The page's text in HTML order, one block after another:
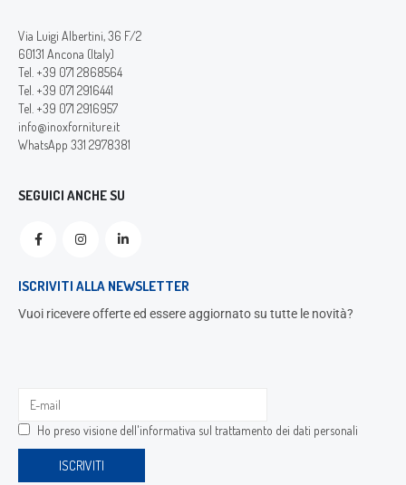
Via Luigi Albertini, 36 F/2
60131 Ancona (Italy)
Tel. +39 071 2868564
Tel. +39 071 2916441
Tel. +39 071 2916957
info@inoxforniture.it
WhatsApp 331 2978381
SEGUICI ANCHE SU
ISCRIVITI ALLA NEWSLETTER
Vuoi ricevere offerte ed essere aggiornato su tutte le novità?
Ho preso visione dell'informativa sul trattamento dei dati personali